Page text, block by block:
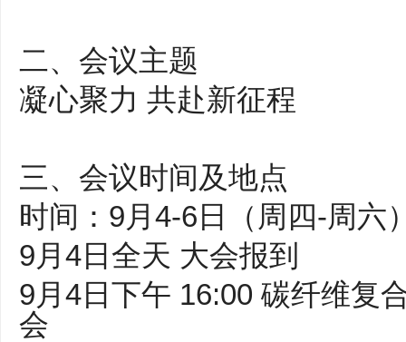
二、会议主题
凝心聚力 共赴新征程
三、会议时间及地点
时间：9月4-6日（周四-周六
9月4日全天 大会报到
9月4日下午 16:00 碳纤维复
会